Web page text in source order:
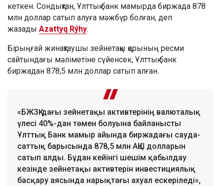
кеткен. Сондықтан, Ұлттық банк мамырда биржада 878
млн доллар сатып алуға мәжбүр болған, деп
жазады Azattyq Rýhy.
Бірыңғай жинақтаушы зейнетақы қорының ресми
сайтындағы мәліметіне сүйенсек, Ұлттық банк
биржадан 878,5 млн доллар сатып алған.
«БЖЗҚ-дағы зейнетақы активтерінің валюталық
үлесі 40%-дан төмен болуына байланысты
Ұлттық Банк мамыр айында биржадағы сауда-
саттық барысында 878,5 млн АҚШ долларын
сатып алды. Бұдан кейінгі шешім қабылдау
кезінде зейнетақы активтерін инвестициялық
басқару аясында нарықтағы ахуал ескеріледі»,